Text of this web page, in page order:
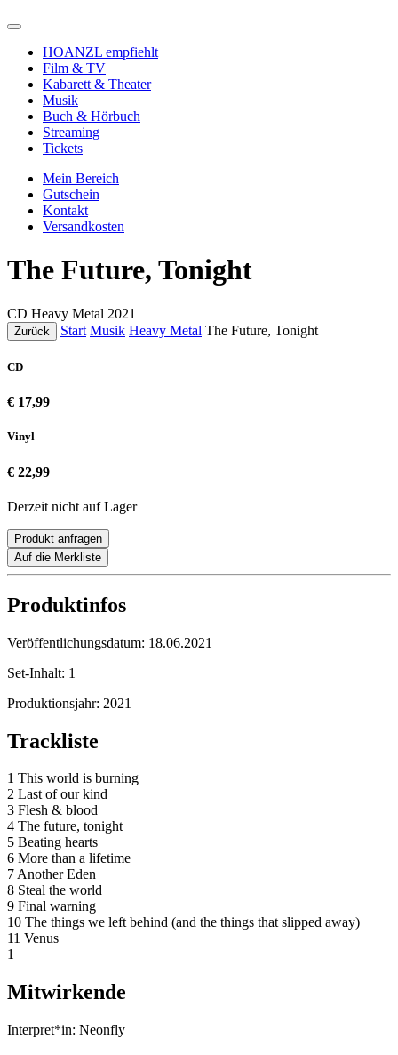
HOANZL empfiehlt
Film & TV
Kabarett & Theater
Musik
Buch & Hörbuch
Streaming
Tickets
Mein Bereich
Gutschein
Kontakt
Versandkosten
The Future, Tonight
CD Heavy Metal 2021
Zurück Start Musik Heavy Metal The Future, Tonight
CD
€ 17,99
Vinyl
€ 22,99
Derzeit nicht auf Lager
Produkt anfragen
Auf die Merkliste
Produktinfos
Veröffentlichungsdatum: 18.06.2021
Set-Inhalt: 1
Produktionsjahr: 2021
Trackliste
1 This world is burning
2 Last of our kind
3 Flesh & blood
4 The future, tonight
5 Beating hearts
6 More than a lifetime
7 Another Eden
8 Steal the world
9 Final warning
10 The things we left behind (and the things that slipped away)
11 Venus
1
Mitwirkende
Interpret*in: Neonfly